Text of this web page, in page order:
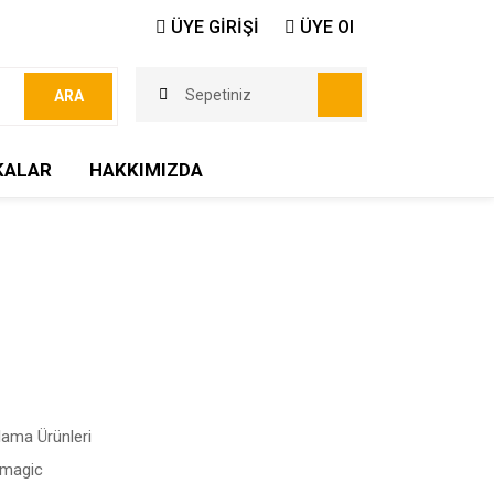
ÜYE GİRİŞİ ÜYE Ol
ARA Sepetiniz
HAKKIMIZDA
Ürünleri